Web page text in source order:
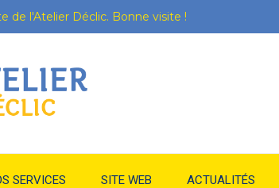
de l'Atelier Déclic. Bonne visite !
SERVICES SITE WEB ACTUALITÉS